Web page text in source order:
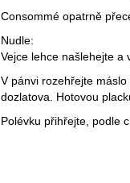
Consommé opatrně
Nudle:
Vejce lehce našlehejte a
V pánvi rozehřejte
dozlatova. Hotovou
Polévku přihřejte, podle